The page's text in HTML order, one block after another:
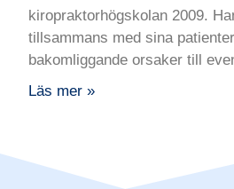
kiropraktorhögskolan 2009.
tillsammans med sina
bakomliggande orsaker till
Läs mer »